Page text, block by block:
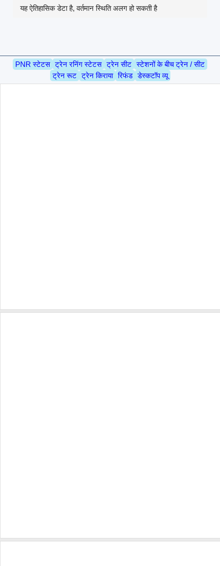
यह ऐतिहासिक डेटा है, वर्तमान स्थिति अलग हो सकती है
PNR स्टेटस ट्रेन रनिंग स्टेटस ट्रेन सीट स्टेशनों के बीच ट्रेन / सीट
ट्रेन रूट ट्रेन किराया रिफंड डेस्कटॉप व्यू